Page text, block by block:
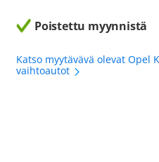
Poistettu myynnistä
Katso myytävävä olevat Opel
vaihtoautot